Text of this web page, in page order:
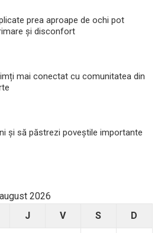
prea aproape de ochi pot
și disconfort
mai conectat cu comunitatea din
și să păstrezi poveștile importante
august 2026
J V S D